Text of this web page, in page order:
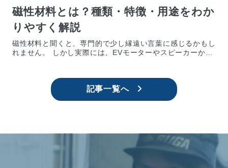
磁性材料とは？種類・特徴・用途をわか
りやすく解説
磁性材料と聞くと、専門的で少し縁遠い言葉に感じるかもし
れません。 しかし実際には、EVモーターやスピーカーか
記事一覧へ